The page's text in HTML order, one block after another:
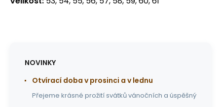
NOVINKY
Otvírací doba v prosinci a v lednu
Přejeme krásné prožití svátků vánočních a úspěšný